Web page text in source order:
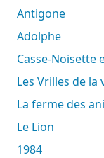
Antigone
Adolphe
Casse-
Les Vrilles de la
La ferme des
Le Lion
1984